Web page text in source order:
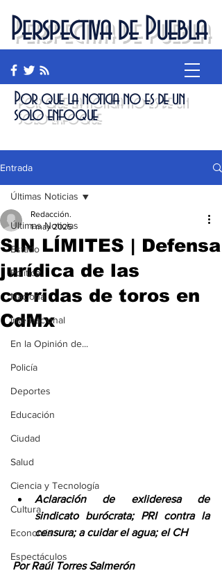
Perspectiva de Puebla
Por que la noticia no es de un
solo enfoque
Entrada
Últimas Noticias
Estado
Política
Nacional
Internacional
En la Opinión de...
Policía
Deportes
Educación
Ciudad
Salud
Ciencia y Tecnología
Cultura
Economía
Espectáculos
Últimas Noticias
SIN LÍMITES | Defensa
jurídica de las
corridas de toros en
CdMx
Redacción.
1 may 2025
Aclaración de exlideresa de
sindicato burócrata; PRI contra la
censura; a cuidar el agua; el CH
Por Raúl Torres Salmerón